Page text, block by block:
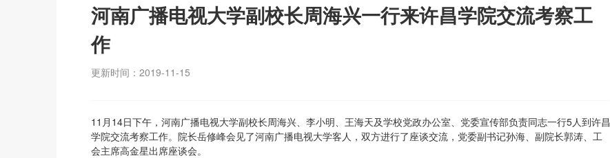
河南广播电视大学副校长周海兴一行来许昌学院交流考察工
作
更新时间：2019-11-15
11月14日下午，河南广播电视大学副校长周海兴、李小明、王海天及学校党政办公室、党委宣传部负责同志一行5人到许昌
学院交流考察工作。院长岳修峰会见了河南广播电视大学客人，双方进行了座谈交流，党委副书记孙海、副院长郭涛、工
会主席高金星出席座谈会。